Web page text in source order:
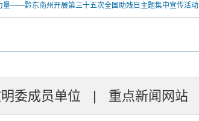
量——黔东南州开展第三十五次全国助残日主题集中宣传活动
委成员单位 | 重点新闻网站